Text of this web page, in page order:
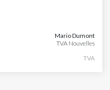
Mario Dumont
TVA Nouvelles
TVA